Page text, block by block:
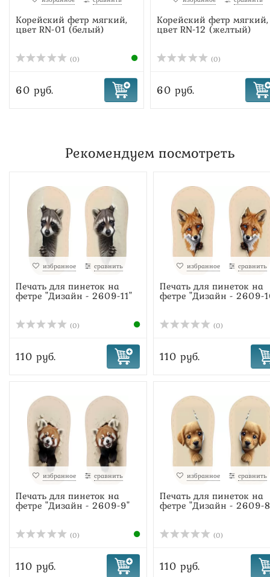
Корейский фетр мягкий,
цвет RN-01 (белый)
(0)
60 руб.
Корейский фетр мягкий,
цвет RN-12 (желтый)
(0)
60 руб.
Рекомендуем посмотреть
избранное сравнить
Печать для пинеток на
фетре "Дизайн - 2609-11"
(0)
110 руб.
избранное сравнить
Печать для пинеток на
фетре "Дизайн - 2609-
(0)
110 руб.
избранное сравнить
Печать для пинеток на
фетре "Дизайн - 2609-9"
(0)
110 руб.
избранное сравнить
Печать для пинеток на
фетре "Дизайн - 2609-
(0)
110 руб.